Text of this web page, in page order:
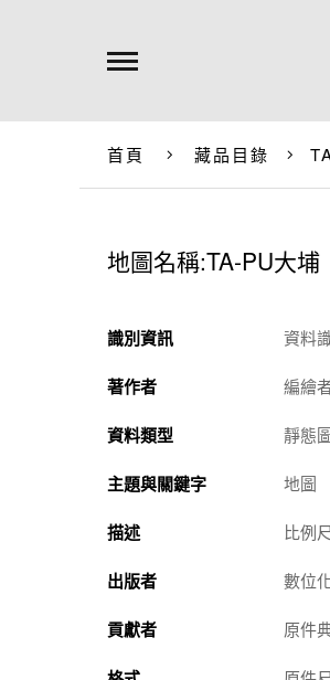
首頁 藏品目錄
地圖名稱:TA-PU大埔
識別資訊 資料
著作者 編繪
資料類型 靜態
主題與關鍵字 地圖
描述 比例
出版者 數位
貢獻者 原件